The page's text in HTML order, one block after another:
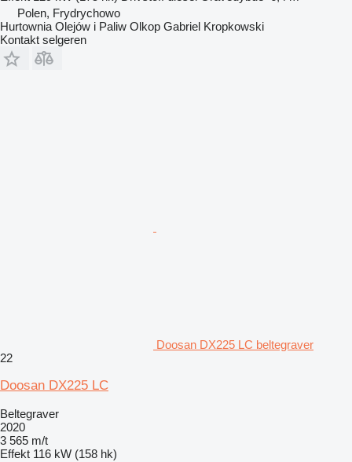
Polen, Frydrychowo
Hurtownia Olejów i Paliw Olkop Gabriel Kropkowski
Kontakt selgeren
Doosan DX225 LC beltegraver
22
Doosan DX225 LC
Beltegraver
2020
3 565 m/t
Effekt 116 kW (158 hk)